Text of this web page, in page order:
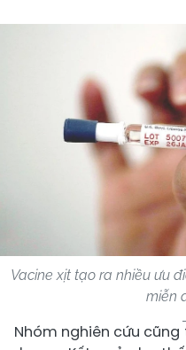
Vacine xịt tạo ra nhiều ưu
miễn
Nhóm nghiên cứu